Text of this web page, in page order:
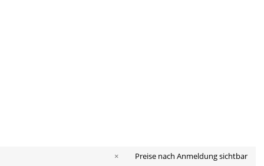
× Preise nach Anmeldung sichtbar